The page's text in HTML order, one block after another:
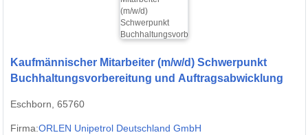
Kaufmännischer Mitarbeiter (m/w/d) Schwerpunkt
Buchhaltungsvorbereitung und Auftragsabwicklung
Eschborn, 65760
Firma:ORLEN Unipetrol Deutschland GmbH